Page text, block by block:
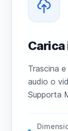
Carica
Trascina
audio o
Supporta